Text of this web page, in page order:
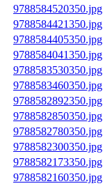
9788584520350.jpg
9788584421350.jpg
9788584405350.jpg
9788584041350.jpg
9788583530350.jpg
9788583460350.jpg
9788582892350.jpg
9788582850350.jpg
9788582780350.jpg
9788582300350.jpg
9788582173350.jpg
9788582160350.jpg